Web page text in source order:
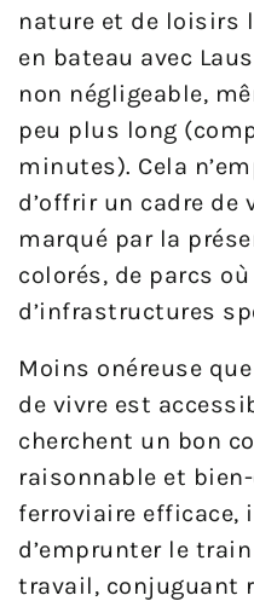
nature et de loisirs
en bateau avec
non négligeable,
peu plus long
minutes). Cela
d’offrir un cadre de
marqué par la
colorés, de parcs
d’infrastructures
Moins onéreuse
de vivre est
cherchent un bon
raisonnable et
ferroviaire efficace,
d’emprunter le
travail, conjuguant